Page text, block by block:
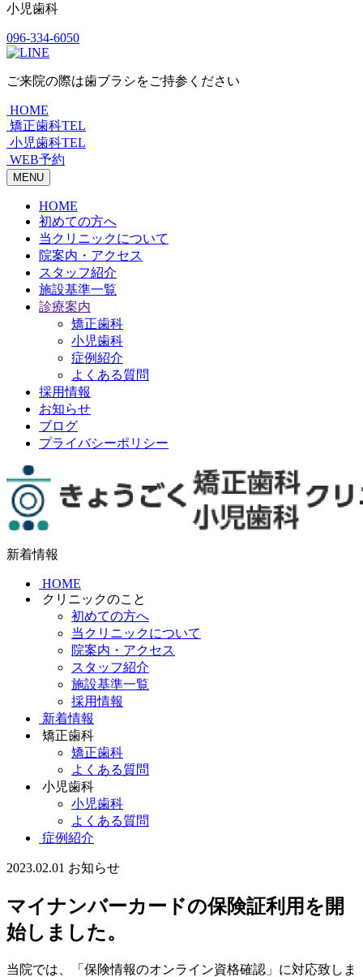
小児歯科
096-334-6050
ご来院の際は歯ブラシをご持参ください
HOME
矯正歯科TEL
小児歯科TEL
WEB予約
MENU
HOME
初めての方へ
当クリニックについて
院案内・アクセス
スタッフ紹介
施設基準一覧
診療案内
矯正歯科
小児歯科
症例紹介
よくある質問
採用情報
お知らせ
ブログ
プライバシーポリシー
新着情報
HOME
クリニックのこと
初めての方へ
当クリニックについて
院案内・アクセス
スタッフ紹介
施設基準一覧
採用情報
新着情報
矯正歯科
矯正歯科
よくある質問
小児歯科
小児歯科
よくある質問
症例紹介
2023.02.01 お知らせ
マイナンバーカードの保険証利用を開
始しました。
当院では、「保険情報のオンライン資格確認」に対応致しま